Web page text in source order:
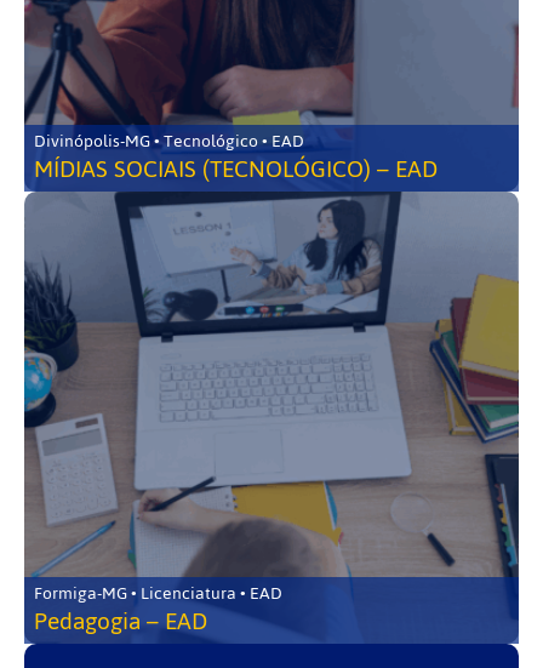
Divinópolis-MG • Tecnológico • EAD
MÍDIAS SOCIAIS (TECNOLÓGICO) – EAD
Formiga-MG • Licenciatura • EAD
Pedagogia – EAD